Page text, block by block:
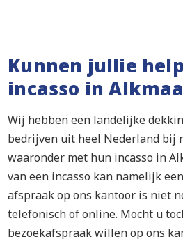
Kunnen jullie
incasso in
Wij hebben een landelijke
bedrijven uit heel Nederland bij
waaronder met hun incasso in
van een incasso kan namelijk
afspraak op ons kantoor is niet
telefonisch of online. Mocht u
bezoekafspraak willen op ons